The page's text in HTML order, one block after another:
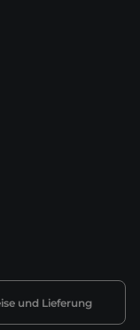
und Lieferung